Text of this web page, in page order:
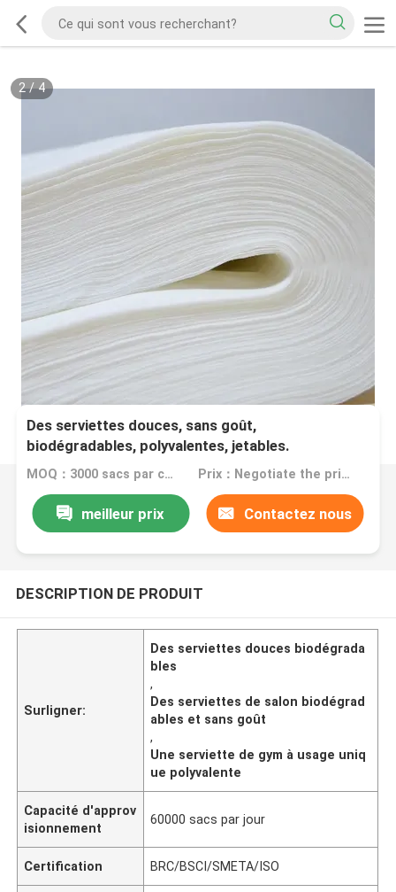
2/4
Des serviettes douces, sans goût,
biodégradables, polyvalentes, jetables.
MOQ：3000 sacs par couleur Prix：Negotiate the price in detail according to the product
meilleur prix Contactez nous
DESCRIPTION DE PRODUIT
Surligner:
Des serviettes douces biodégrada
bles
,
Des serviettes de salon biodégrad
ables et sans goût
,
Une serviette de gym à usage uniq
ue polyvalente
Capacité d'approv
isionnement
60000 sacs par jour
Certification BRC/BSCI/SMETA/ISO